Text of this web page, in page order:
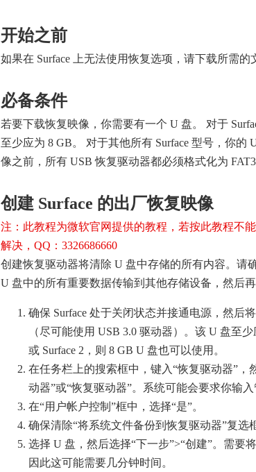
开始之前
如果在 Surface 上无法使用恢复选项，请下载所需的
必备条件
若要下载恢复映像，你需要有一个 U 盘。 对于
至少应为 8 GB。 对于其他所有 Surface 型号，你的
像之前，所有 USB 恢复驱动器都必须格式化为
创建 Surface 的出厂恢复映像
注：此教程为微软官网提供的教程，若按此教程不
解决，QQ：3326686660
创建恢复驱动器将清除 U 盘中存储的所有内容。请
U 盘中的所有重要数据传输到其他存储设备，然后
确保 Surface 处于关闭状态并接通电源，然后
（尽可能使用 USB 3.0 驱动器）。该 U 盘至
或 Surface 2，则 8 GB U 盘也可以使用。
在任务栏上的搜索框中，键入“恢复驱动器”，
动器”或“恢复驱动器”。系统可能会要求你输
在“用户帐户控制”框中，选择“是”。
确保清除“将系统文件备份到恢复驱动器”复选
选择 U 盘，然后选择“下一步”>“创建”。需要
因此这可能需要几分钟时间。